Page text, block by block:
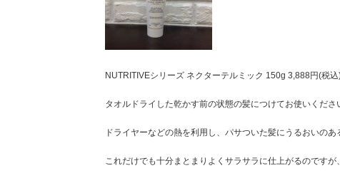
NUTRITIVEシリーズ ネクターテルミック 150g 3,888円(税込
タオルドライした乾かす前の状態の髪につけてお使いくださ
ドライヤーなどの熱を利用し、パサついた髪にうるおいの
これだけでも十分まとまりよくサラサラに仕上がるのですが